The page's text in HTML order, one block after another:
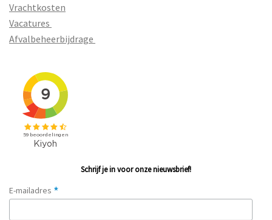
Vrachtkosten
Vacatures
Afvalbeheerbijdrage
Schrijf je in voor onze nieuwsbrief!
E-mailadres *